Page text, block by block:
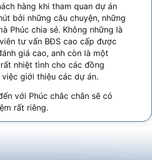
hàng khi tham quan dự án
bởi những câu chuyện, những
Phúc chia sẻ. Không những là
tư vấn BĐS cao cấp được
giá cao, anh còn là một
nhiệt tình cho các đồng
giới thiệu các dự án.
với Phúc chắc chắn sẽ có
rất riêng.